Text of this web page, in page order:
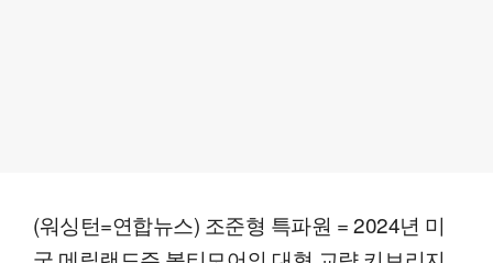
(워싱턴=연합뉴스) 조준형 특파원 = 2024년 미